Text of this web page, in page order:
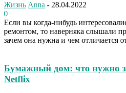
Жизнь Anna - 28.04.2022
0
Если вы когда-нибудь
ремонтом, то наверняка слышали
зачем она нужна и чем отличается
Бумажный дом: что нужно
Netflix